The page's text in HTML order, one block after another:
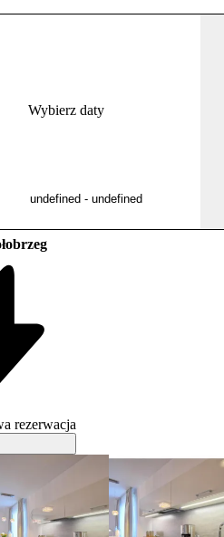
Wybierz daty
rezerwacja